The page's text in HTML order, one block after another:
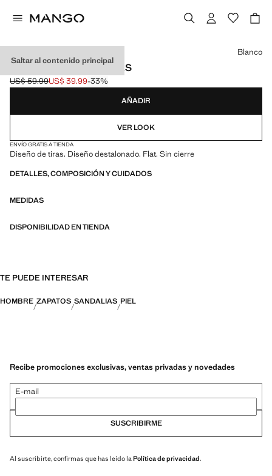
Saltar al contenido principal
SANDALIAS PLAYA TIRAS
Precio inicial tachado [US$ 59.99 ]
US$ 59.99
Precio actual [US$ 39.99 ]
US$ 39.99-33%
Selecciona un color
Blanco
AÑADIR
VER LOOK
ENVÍO GRATIS A TIENDA
Diseño de tiras. Diseño destalonado. Flat. Sin cierre
DETALLES, COMPOSICIÓN Y CUIDADOS
MEDIDAS
DISPONIBILIDAD EN TIENDA
TE PUEDE INTERESAR
HOMBRE ZAPATOS SANDALIAS PIEL
Recibe promociones exclusivas, ventas privadas y novedades
E-mail
SUSCRIBIRME
Al suscribirte, confirmas que has leído la Política de privacidad.